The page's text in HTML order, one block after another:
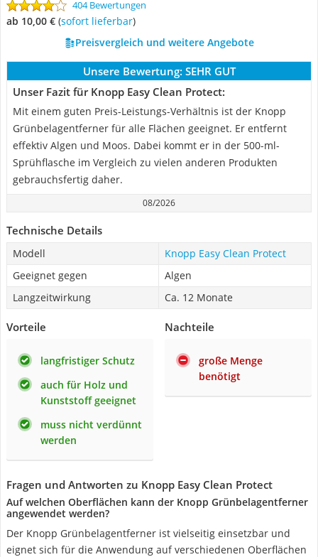
404 Bewertungen
ab 10,00 € ( Sofort lieferbar)
Preisvergleich und weitere Angebote
Unsere Bewertung: SEHR GUT
Unser Fazit für Knopp Easy Clean Protect:
Mit einem guten Preis-Leistungs-Verhältnis ist der Knopp
Grünbelagentferner für alle Flächen geeignet. Er entfernt
effektiv Algen und Moos. Dabei kommt er in der 500-ml-
Sprühflasche im Vergleich zu vielen anderen Produkten
gebrauchsfertig daher.
08/2026
Technische Details
Modell
Knopp Easy Clean Protect
Geeignet gegen
Algen
Langzeitwirkung
Ca. 12 Monate
Vorteile
langfristiger Schutz
auch für Holz und
Kunststoff geeignet
muss nicht verdünnt
werden
Nachteile
große Menge
benötigt
Fragen und Antworten zu Knopp Easy Clean Protect
Auf welchen Oberflächen kann der Knopp Grünbelagentferner
angewendet werden?
Der Knopp Grünbelagentferner ist vielseitig einsetzbar und
eignet sich für die Anwendung auf verschiedenen Oberflächen